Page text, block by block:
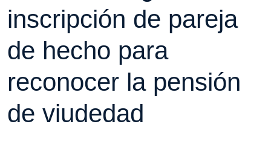
inscripción de pareja
de hecho para
reconocer la pensión
de viudedad